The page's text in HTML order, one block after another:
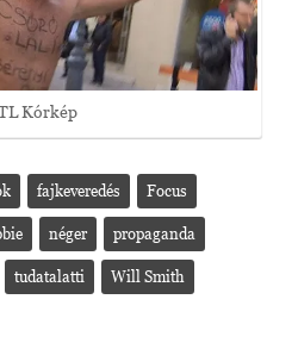
Kórkép
fajkeveredés Focus
néger propaganda
tudatalatti Will Smith